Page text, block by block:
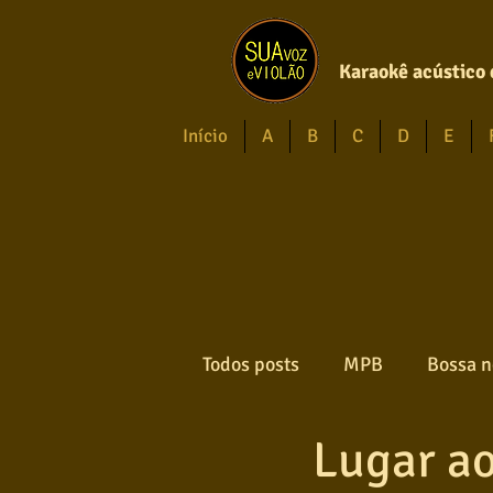
Karaokê acústico
Início A B C D E
Todos posts MPB Bossa
Gospel Axé
Lugar